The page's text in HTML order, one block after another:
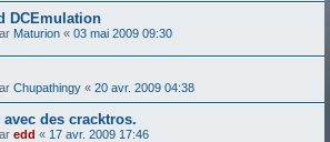
DCEmulation
Maturion « 03 mai 2009 09:30
Chupathingy « 20 avr. 2009 04:38
des cracktros.
edd « 17 avr. 2009 17:46